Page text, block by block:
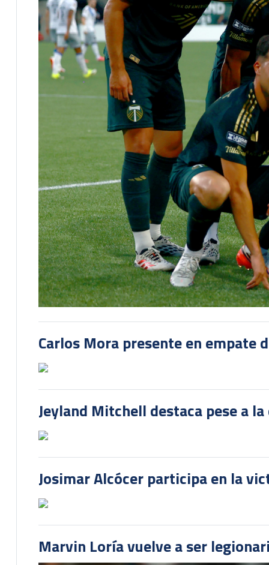
Carlos Mora presente en empate
Jeyland Mitchell destaca pese a
Josimar Alcócer participa en la
Marvin Loría vuelve a ser